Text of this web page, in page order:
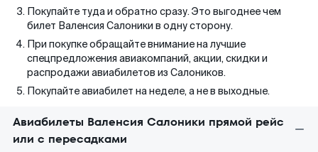
Покупайте туда и обратно сразу. Это выгоднее чем
билет Валенсия Салоники в одну сторону.
При покупке обращайте внимание на лучшие
спецпредложения авиакомпаний, акции, скидки и
распродажи авиабилетов из Салоников.
Покупайте авиабилет на неделе, а не в выходные.
Авиабилеты Валенсия Салоники прямой рейс
или с пересадками